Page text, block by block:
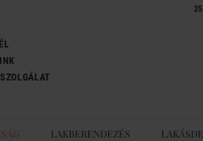
LAKBERENDEZÉS